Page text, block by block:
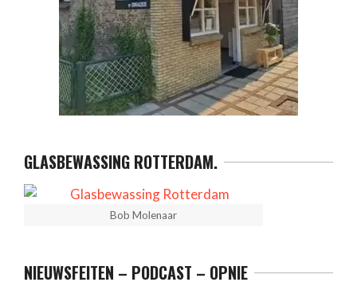
GLASBEWASSING ROTTERDAM.
Bob Molenaar
NIEUWSFEITEN – PODCAST – OPNIE